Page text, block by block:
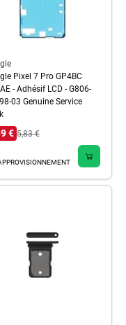
Pixel 7 Pro GP4BC
- Adhésif LCD - G806-
03 Genuine Service
€ 5,83 €